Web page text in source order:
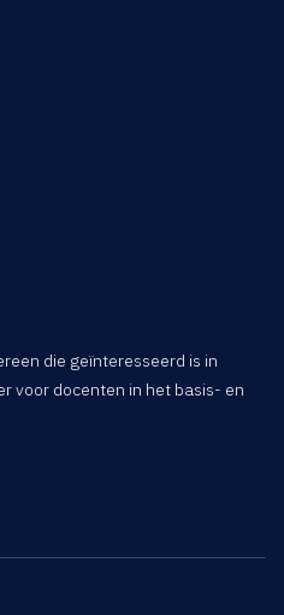
die geïnteresseerd is in
voor docenten in het basis- en